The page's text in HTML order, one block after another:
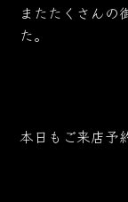
またたくさんの
た。
本日もご来店予